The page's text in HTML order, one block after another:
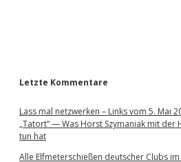
Letzte Kommentare
Lass mal netzwerken – Links vom 5. Mai
„Tatort“ — Was Horst Szymaniak mit der
tun hat
Alle Elfmeterschießen deutscher Clubs